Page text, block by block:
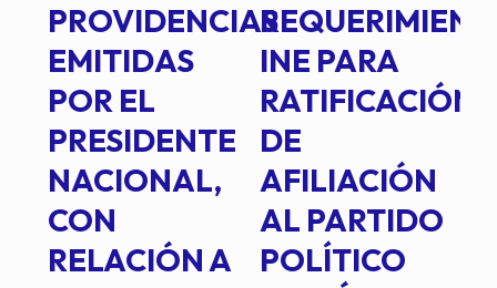
PROVIDENCIAS
EMITIDAS
POR EL
PRESIDENTE
NACIONAL,
CON
RELACIÓN A
INE PARA
RATIFICACIÓN
DE
AFILIACIÓN
AL PARTIDO
POLÍTICO